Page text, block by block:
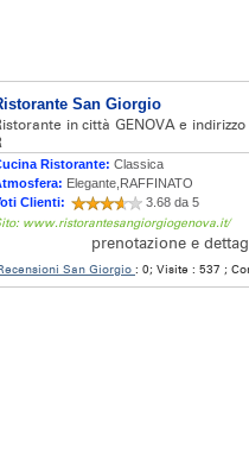
San Giorgio
in città GENOVA e
Ristorante: Classica
Elegante,RAFFINATO
Clienti:
3.68 da 5
www.ristorantesangiorgiogenova.it/
prenotazione e
San Giorgio : 0; Visite : 537 ;